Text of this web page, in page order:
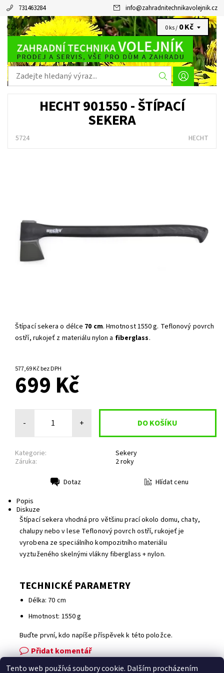
731463284 info@zahradnitechnikavolejnik.cz
CZK 0 ks / 0 Kč
HECHT 901550 - ŠTÍPACÍ
SEKERA
5724 HECHT
Štípací sekera o délce 70 cm. Hmotnost 1550 g. Teflonový povrch
ostří, rukojeť z materiálu nylon a fiberglass.
577,69 Kč bez DPH
699 Kč
- +
Kategorie:
Sekery
Záruka:
2 roky
Dotaz
Hlídat cenu
Popis
Diskuze
Štípací sekera vhodná pro většinu prací okolo domu, chaty,
chalupy nebo v lese Teflonový povrch ostří, rukojeť je
vyrobena ze speciálního kompozitního materiálu
vyztuženého skelnými vlákny fiberglass + nylon.
TECHNICKÉ PARAMETRY
Délka: 70 cm
Hmotnost: 1550 g
Buďte první, kdo napíše příspěvek k této položce.
Přidat komentář
Tento web používá soubory cookie. Dalším procházením